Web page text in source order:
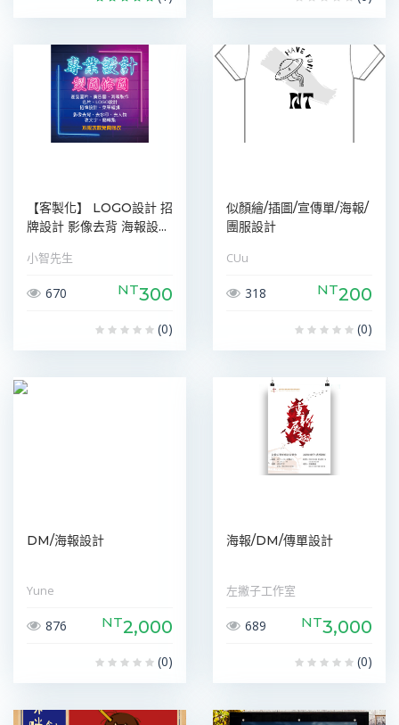
【客製化】 LOGO設計 招
牌設計 影像去背 海報設...
小智先生
670 NT300
(0)
似顏繪/插圖/宣傳單/海報/
團服設計
CUu
318 NT200
(0)
DM/海報設計
Yune
876 NT2,000
(0)
海報/DM/傳單設計
左撇子工作室
689 NT3,000
(0)